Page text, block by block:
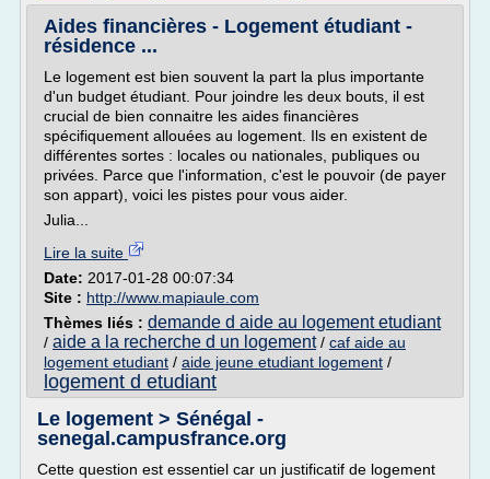
Aides financières - Logement étudiant -
résidence ...
Le logement est bien souvent la part la plus importante
d'un budget étudiant. Pour joindre les deux bouts, il est
crucial de bien connaitre les aides financières
spécifiquement allouées au logement. Ils en existent de
différentes sortes : locales ou nationales, publiques ou
privées. Parce que l'information, c'est le pouvoir (de payer
son appart), voici les pistes pour vous aider.
Julia...
Lire la suite
Date: 2017-01-28 00:07:34
Site : http://www.mapiaule.com
Thèmes liés : demande d aide au logement etudiant
/ aide a la recherche d un logement/ caf aide au
logement etudiant / aide jeune etudiant logement /
logement d etudiant
Le logement > Sénégal -
senegal.campusfrance.org
Cette question est essentiel car un justificatif de logement